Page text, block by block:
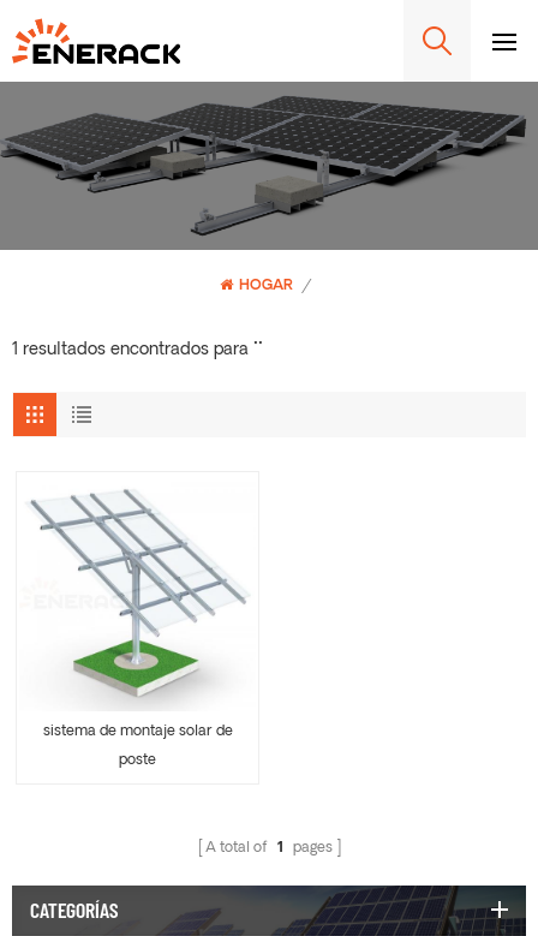
HOGAR /
1 resultados encontrados para ""
sistema de montaje solar de
poste
A total of 1 pages
CATEGORÍAS